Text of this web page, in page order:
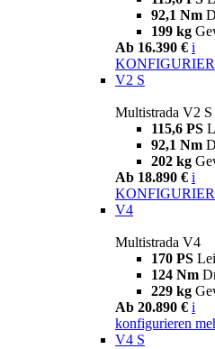
92,1 Nm
199 kg
Ab 16.390 € i
V2 S
Multistrada V2 S
115,6 PS
92,1 Nm
202 kg
Ab 18.890 € i
V4
Multistrada V4
170 PS
124 Nm
229 kg
Ab 20.890 € i
konfigurieren
V4 S